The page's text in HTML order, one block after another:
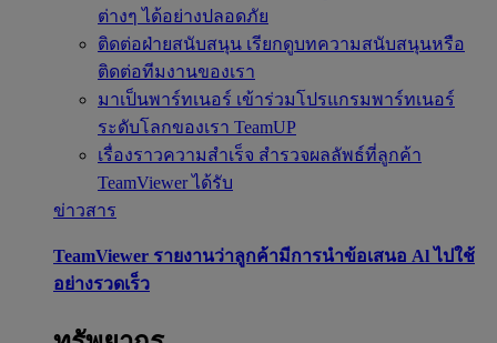
ต่างๆ ได้อย่างปลอดภัย
ติดต่อฝ่ายสนับสนุน เรียกดูบทความสนับสนุนหรือ
ติดต่อทีมงานของเรา
มาเป็นพาร์ทเนอร์ เข้าร่วมโปรแกรมพาร์ทเนอร์
ระดับโลกของเรา TeamUP
เรื่องราวความสำเร็จ สำรวจผลลัพธ์ที่ลูกค้า
TeamViewer ได้รับ
ข่าวสาร
TeamViewer รายงานว่าลูกค้ามีการนำข้อเสนอ Al ไปใช้
อย่างรวดเร็ว